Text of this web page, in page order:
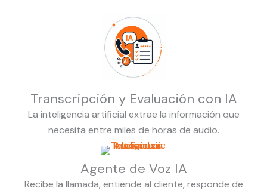
Transcripción y Evaluación con IA
La inteligencia artificial extrae la información que
necesita entre miles de horas de audio.
Agente de Voz IA
Recibe la llamada, entiende al cliente, responde de